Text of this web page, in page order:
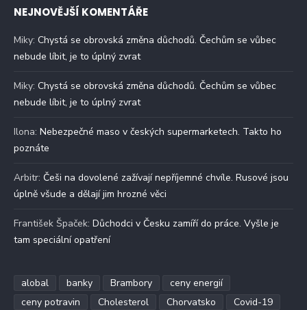
NEJNOVĚJŠÍ KOMENTÁŘE
Miky: Chystá se obrovská změna důchodů. Čechům se vůbec
nebude líbit, je to úplný zvrat
Miky: Chystá se obrovská změna důchodů. Čechům se vůbec
nebude líbit, je to úplný zvrat
Ilona: Nebezpečné maso v českých supermarketech. Takto ho
poznáte
Arbitr: Češi na dovolené zažívají nepříjemné chvíle. Rusové jsou
úplně všude a dělají jim hrozné věci
František Špaček: Důchodci v Česku zamíří do práce. Vyšle je
tam speciální opatření
alobal banky Brambory
ceny energií
ceny potravin
Cholesterol Chorvatsko
Covid-19